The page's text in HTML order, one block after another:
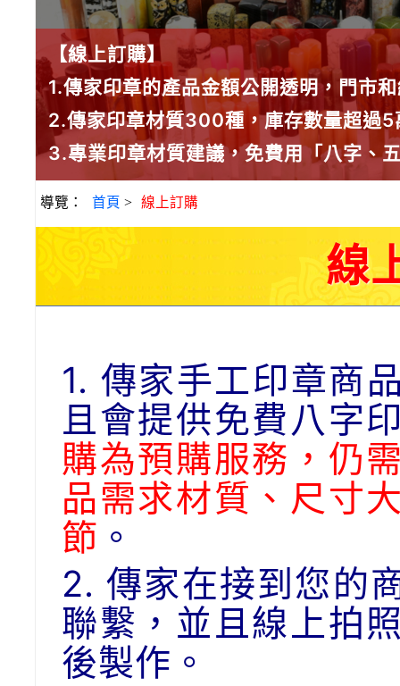
【線上訂購】
1.傳家印章的產品金額公開透明，門市
2.傳家印章材質300種，庫存數量超過
3.專業印章材質建議，免費用「八字、
導覽： 首頁 > 線上訂購
線
1. 傳家手工印章商
且會提供免費八字
購為預購服務，仍
品需求材質、尺寸
節 。
2. 傳家在接到您的
聯繫，並且線上拍
後製作。